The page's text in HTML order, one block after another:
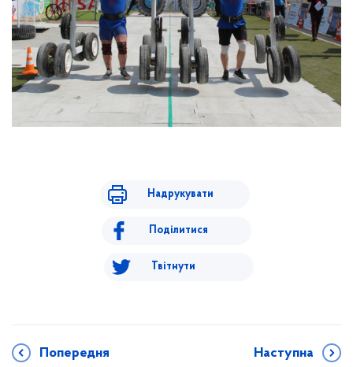
Надрукувати
Поділитися
Твітнути
Попередня Наступна